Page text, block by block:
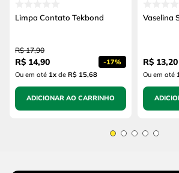
Limpa Contato Tekbond
R$ 17,90
R$ 14,90 -17%
Ou em até 1x de R$ 15,68
ADICIONAR AO CARRINHO
Vaselina
R$ 13,20
Ou em até